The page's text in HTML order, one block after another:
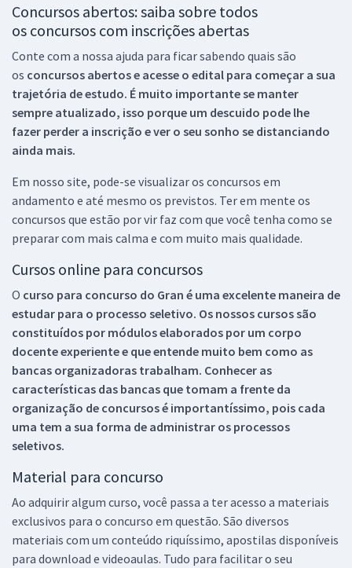
Concursos abertos: saiba sobre todos
os concursos com inscrições abertas
Conte com a nossa ajuda para ficar sabendo quais são
os concursos abertos e acesse o edital para começar a sua
trajetória de estudo. É muito importante se manter
sempre atualizado, isso porque um descuido pode lhe
fazer perder a inscrição e ver o seu sonho se distanciando
ainda mais.
Em nosso site, pode-se visualizar os concursos em
andamento e até mesmo os previstos. Ter em mente os
concursos que estão por vir faz com que você tenha como se
preparar com mais calma e com muito mais qualidade.
Cursos online para concursos
O curso para concurso do Gran é uma excelente maneira de
estudar para o processo seletivo. Os nossos cursos são
constituídos por módulos elaborados por um corpo
docente experiente e que entende muito bem como as
bancas organizadoras trabalham. Conhecer as
características das bancas que tomam a frente da
organização de concursos é importantíssimo, pois cada
uma tem a sua forma de administrar os processos
seletivos.
Material para concurso
Ao adquirir algum curso, você passa a ter acesso a materiais
exclusivos para o concurso em questão. São diversos
materiais com um conteúdo riquíssimo, apostilas disponíveis
para download e videoaulas. Tudo para facilitar o seu